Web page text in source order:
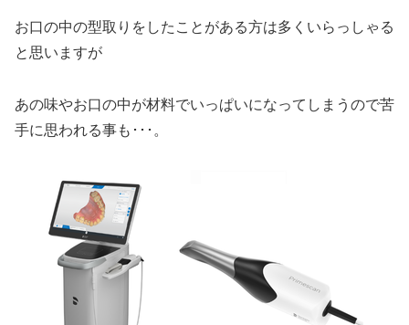
お口の中の型取りをしたことがある方は多くいらっしゃる
と思いますが
あの味やお口の中が材料でいっぱいになってしまうので苦
手に思われる事も･･･。